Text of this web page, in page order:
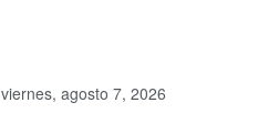
viernes, agosto 7, 2026